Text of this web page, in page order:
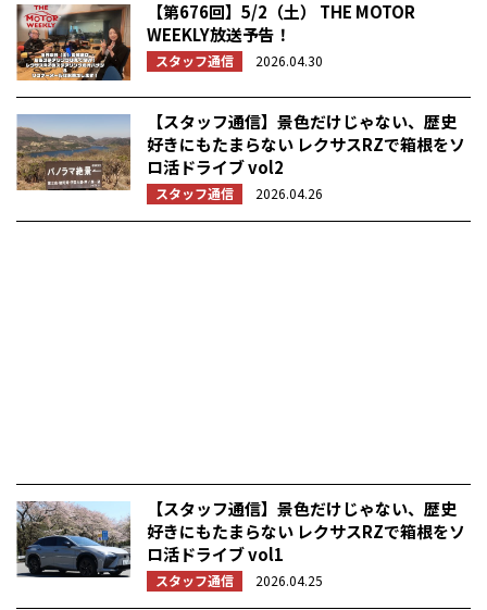
【第676回】5/2（土） THE MOTOR
WEEKLY放送予告！
スタッフ通信 2026.04.30
【スタッフ通信】景色だけじゃない、歴史
好きにもたまらない レクサスRZで箱根をソ
ロ活ドライブ vol2
スタッフ通信 2026.04.26
【スタッフ通信】景色だけじゃない、歴史
好きにもたまらない レクサスRZで箱根をソ
ロ活ドライブ vol1
スタッフ通信 2026.04.25